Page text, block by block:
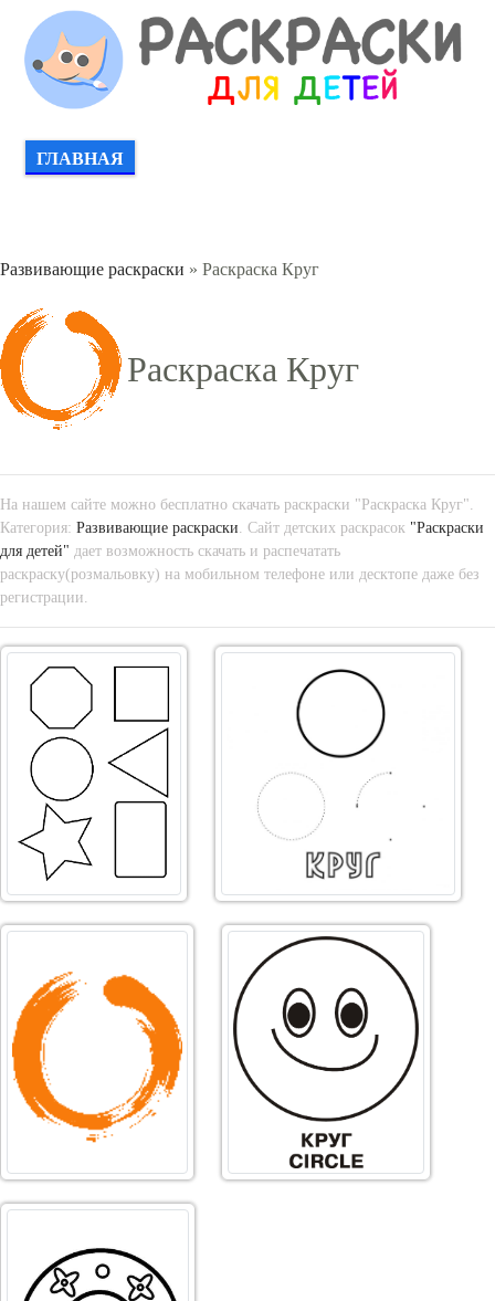
ГЛАВНАЯ
Развивающие раскраски » Раскраска Круг
Раскраска Круг
На нашем сайте можно бесплатно скачать раскраски "Раскраска Круг".
Категория: Развивающие раскраски. Сайт детских раскрасок "Раскраски
для детей" дает возможность скачать и распечатать
раскраску(розмальовку) на мобильном телефоне или десктопе даже без
регистрации.